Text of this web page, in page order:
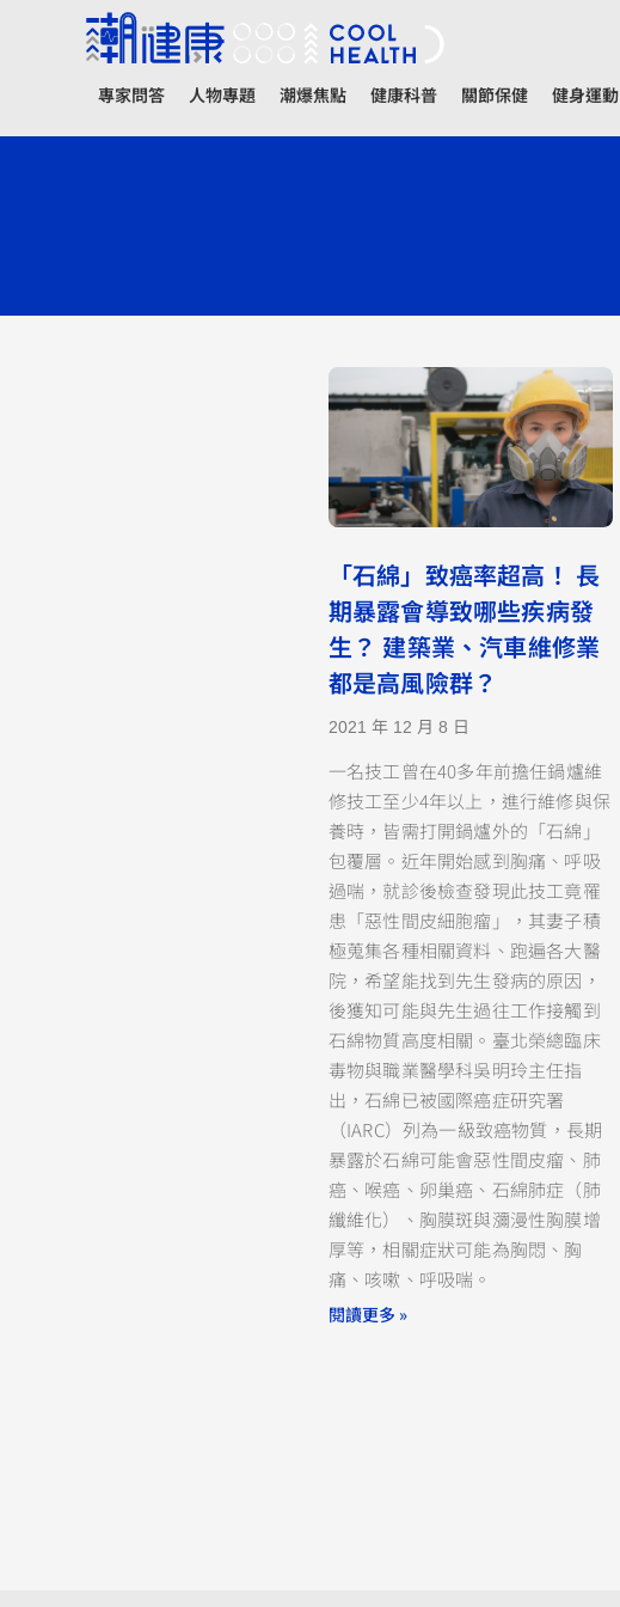
專家問答 人物專題 潮爆焦點 健康科普 關節保健 健身運動
「石綿」致癌率超高！ 長
期暴露會導致哪些疾病發
生？ 建築業、汽車維修業
都是高風險群？
2021 年 12 月 8 日
一名技工曾在40多年前擔任鍋爐維
修技工至少4年以上，進行維修與保
養時，皆需打開鍋爐外的「石綿」
包覆層。近年開始感到胸痛、呼吸
過喘，就診後檢查發現此技工竟罹
患「惡性間皮細胞瘤」，其妻子積
極蒐集各種相關資料、跑遍各大醫
院，希望能找到先生發病的原因，
後獲知可能與先生過往工作接觸到
石綿物質高度相關。臺北榮總臨床
毒物與職業醫學科吳明玲主任指
出，石綿已被國際癌症研究署
（IARC）列為一級致癌物質，長期
暴露於石綿可能會惡性間皮瘤、肺
癌、喉癌、卵巢癌、石綿肺症（肺
纖維化）、胸膜斑與瀰漫性胸膜增
厚等，相關症狀可能為胸悶、胸
痛、咳嗽、呼吸喘。
閱讀更多 »